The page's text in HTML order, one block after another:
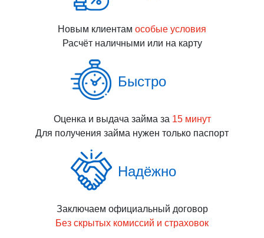
Новым клиентам особые условия
Расчёт наличными или на карту
Быстро
Оценка и выдача займа за 15 минут
Для получения займа нужен только паспорт
Надёжно
Заключаем официальный договор
Без скрытых комиссий и страховок